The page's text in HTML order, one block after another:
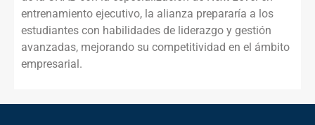
entrenamiento ejecutivo, la alianza prepararía a los
estudiantes con habilidades de liderazgo y gestión
avanzadas, mejorando su competitividad en el ámbito
empresarial.